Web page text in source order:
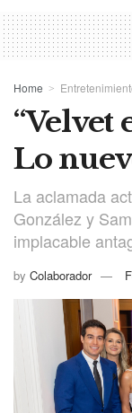
Home
“Velvet
Lo
La aclamada
González y
implacable
by Colaborador